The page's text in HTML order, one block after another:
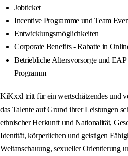
Jobticket
Incentive Programme und Team
Entwicklungsmöglichkeiten
Corporate Benefits - Rabatte in
Betriebliche Altersvorsorge und
Programm
KiKxxl tritt für ein wertschätzendes und
das Talente auf Grund ihrer Leistungen
ethnischer Herkunft und Nationalität,
Identität, körperlichen und geistigen
Weltanschauung, sexueller Orientierung